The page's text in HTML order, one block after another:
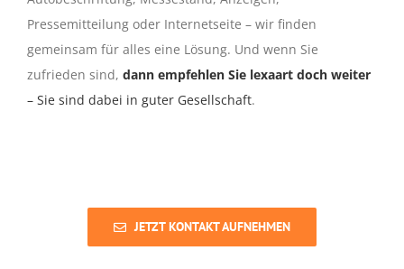
Pressemitteilung oder Internetseite – wir finden
gemeinsam für alles eine Lösung. Und wenn Sie
zufrieden sind, dann empfehlen Sie lexaart doch weiter
– Sie sind dabei in guter Gesellschaft.
JETZT KONTAKT AUFNEHMEN